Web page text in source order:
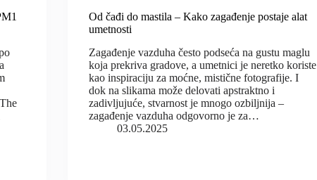
Od čađi do mastila – Kako zagađenje postaje alat
umetnosti
Zagađenje vazduha često podseća na gustu maglu
koja prekriva gradove, a umetnici je neretko koriste
kao inspiraciju za moćne, mistične fotografije. I
dok na slikama može delovati apstraktno i
zadivljujuće, stvarnost je mnogo ozbiljnija –
zagađenje vazduha odgovorno je za…
03.05.2025